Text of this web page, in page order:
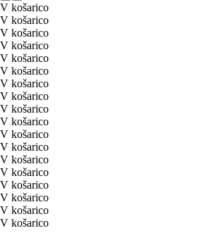
V košarico
V košarico
V košarico
V košarico
V košarico
V košarico
V košarico
V košarico
V košarico
V košarico
V košarico
V košarico
V košarico
V košarico
V košarico
V košarico
V košarico
V košarico